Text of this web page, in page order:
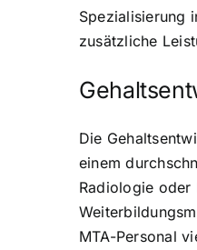
Spezialisierung
zusätzliche
Die
einem
Radiologie oder
MTA-Personal